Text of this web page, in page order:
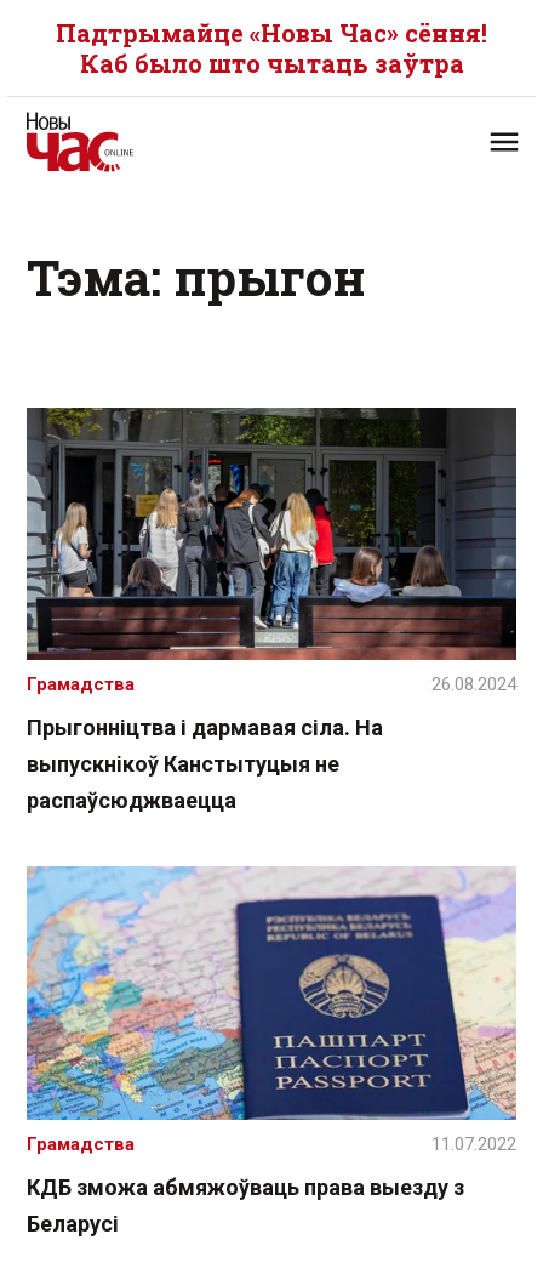
Падтрымайце «Новы Час» сёння!
Каб было што чытаць заўтра
Тэма: прыгон
Прыгонніцтва і дармавая сіла. На
выпускнікоў Канстытуцыя не
распаўсюджваецца
Грамадства 26.08.2024
КДБ зможа абмяжоўваць права выезду з
Беларусі
Грамадства 11.07.2022